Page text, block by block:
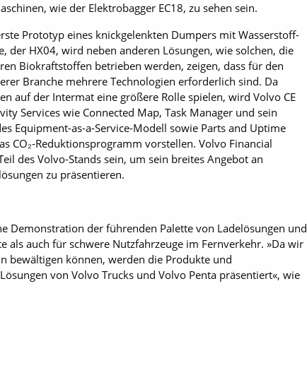
wie der Elektrobagger EC18, zu sehen sein.
Prototyp eines knickgelenkten Dumpers mit Wasserstoff-
der HX04, wird neben anderen Lösungen, wie solchen, die
Biokraftstoffen betrieben werden, zeigen, dass für den
Branche mehrere Technologien erforderlich sind. Da
auf der Intermat eine größere Rolle spielen, wird Volvo CE
Services wie Connected Map, Task Manager und sein
Equipment-as-a-Service-Modell sowie Parts and Uptime
CO₂-Reduktionsprogramm vorstellen. Volvo Financial
des Volvo-Stands sein, um sein breites Angebot an
zu präsentieren.
Demonstration der führenden Palette von Ladelösungen und
auch für schwere Nutzfahrzeuge im Fernverkehr. »Da wir
bewältigen können, werden die Produkte und
von Volvo Trucks und Volvo Penta präsentiert«, wie